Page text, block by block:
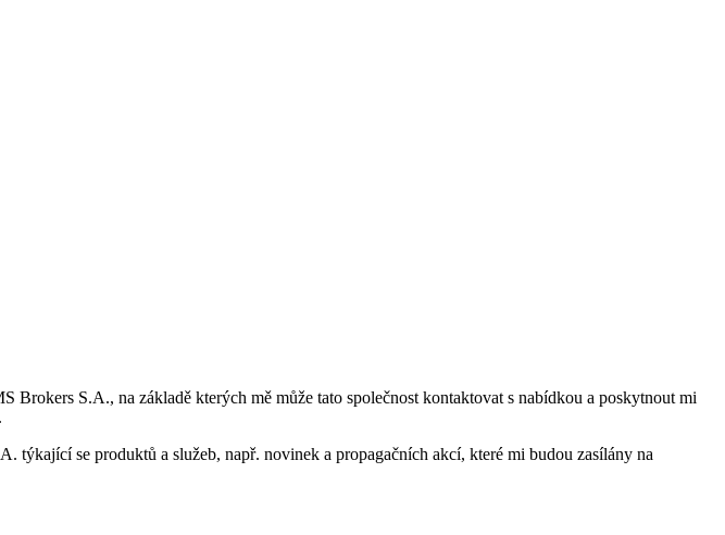
S.A., na základě kterých mě může tato společnost kontaktovat s nabídkou a poskytnout mi
se produktů a služeb, např. novinek a propagačních akcí, které mi budou zasílány na